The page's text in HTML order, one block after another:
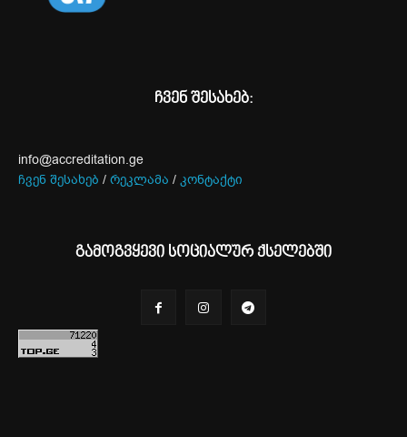
ჩვენ შესახებ:
info@accreditation.ge
ჩვენ შესახებ / რეკლამა / კონტაქტი
გამოგვყევი სოციალურ ქსელებში